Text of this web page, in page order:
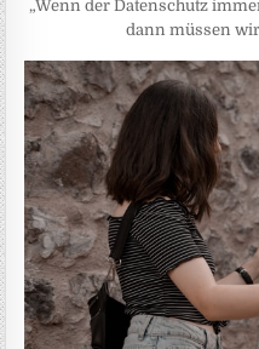
„Wenn der Datenschutz
dann müssen